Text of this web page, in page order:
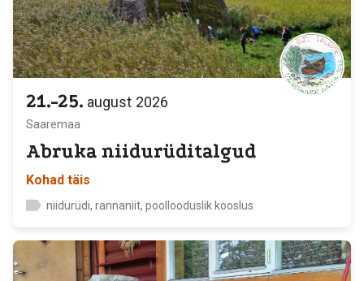
2026
21.-25. august
Saaremaa
Abruka niidurüditalgud
Kohad täis
niidurüdi, rannaniit, poollooduslik kooslus